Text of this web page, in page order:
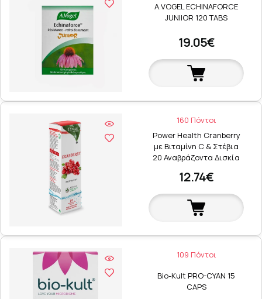
A.VOGEL ECHINAFORCE
JUNIIOR 120 TABS
19.05€
160 Πόντοι
Power Health Cranberry
με Βιταμίνη C & Στέβια
20 Αναβράζοντα Δισκία
12.74€
109 Πόντοι
Bio-Kult PRO-CYAN 15
CAPS